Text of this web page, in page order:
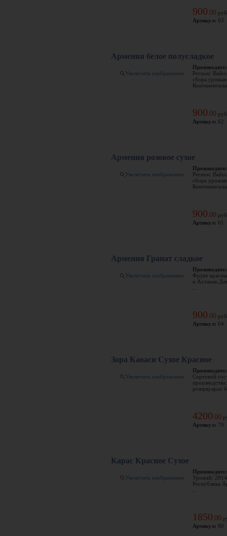
900 00
Артикул: 63
Армения белое полусладкое
Увеличить изображение
Регион:
сбора
900 00
Артикул: 62
Армения розовое сухое
Увеличить изображение
Регион:
сбора
900 00
Артикул: 61
Армения Гранат сладкое
Увеличить изображение
Фрукт
и Ахтанак
900 00
Артикул: 64
Зора Каоаси Сухое Красное
Увеличить изображение
Сортовой
резервуарах
4200 00
Артикул: 70
Карас Красное Сухое
Увеличить изображение
Урожай:
Республика
1850 00
Артикул: 80